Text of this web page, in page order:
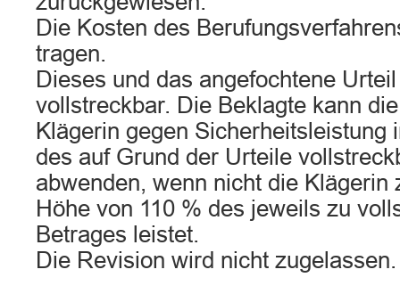
Die Kosten des
tragen.
Dieses und das angefochtene
vollstreckbar. Die Beklagte kann
Klägerin gegen Sicherheitsleistung
des auf Grund der Urteile
abwenden, wenn nicht die Klägerin
Höhe von 110 % des jeweils zu
Betrages leistet.
Die Revision wird nicht zugelassen.